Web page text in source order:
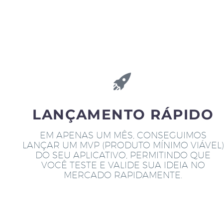
LANÇAMENTO RÁPIDO
EM APENAS UM MÊS, CONSEGUIMOS
LANÇAR UM MVP (PRODUTO MÍNIMO VIÁVEL)
DO SEU APLICATIVO, PERMITINDO QUE
VOCÊ TESTE E VALIDE SUA IDEIA NO
MERCADO RAPIDAMENTE.